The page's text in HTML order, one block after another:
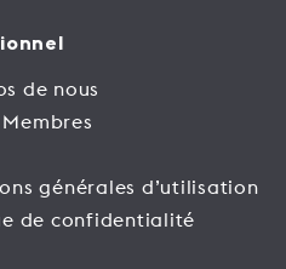
de nous
générales d’utilisation
de confidentialité